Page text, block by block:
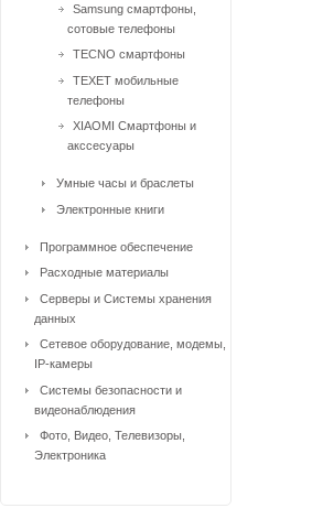
Samsung смартфоны,
сотовые телефоны
TECNO смартфоны
TEXET мобильные
телефоны
XIAOMI Смартфоны и
акссесуары
Умные часы и браслеты
Электронные книги
Программное обеспечение
Расходные материалы
Серверы и Системы хранения
данных
Сетевое оборудование, модемы,
IP-камеры
Системы безопасности и
видеонаблюдения
Фото, Видео, Телевизоры,
Электроника